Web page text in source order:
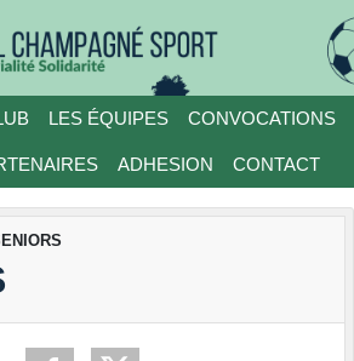
LES ÉQUIPES CONVOCATIONS
ADHESION CONTACT
cookies